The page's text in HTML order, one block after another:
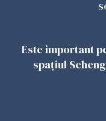
Ai grijă ce faci
culturale care i-
Este important
spațiul